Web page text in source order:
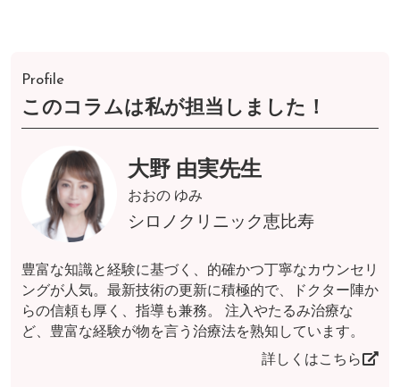
Profile
このコラムは私が担当しました！
大野 由実先生
おおの ゆみ
シロノクリニック恵比寿
豊富な知識と経験に基づく、的確かつ丁寧なカウンセリ
ングが人気。最新技術の更新に積極的で、ドクター陣か
らの信頼も厚く、指導も兼務。 注入やたるみ治療な
ど、豊富な経験が物を言う治療法を熟知しています。
詳しくはこちら